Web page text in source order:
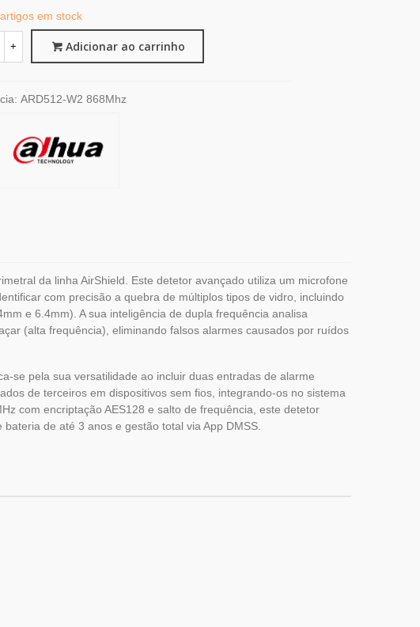
em stock
+ Adicionar ao carrinho
ARD512-W2 868Mhz
da linha AirShield. Este detetor avançado utiliza um microfone
com precisão a quebra de múltiplos tipos de vidro, incluindo
e 6.4mm). A sua inteligência de dupla frequência analisa
(alta frequência), eliminando falsos alarmes causados por ruídos
se pela sua versatilidade ao incluir duas entradas de alarme
de terceiros em dispositivos sem fios, integrando-os no sistema
com encriptação AES128 e salto de frequência, este detetor
de até 3 anos e gestão total via App DMSS.